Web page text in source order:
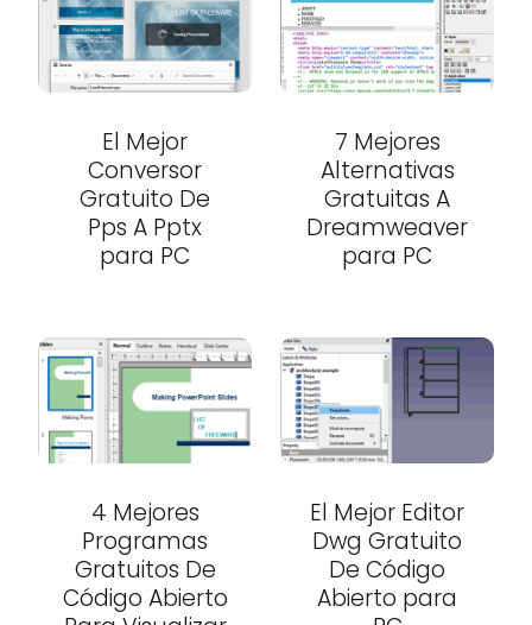
El Mejor
Conversor
Gratuito De
Pps A Pptx
para PC
7 Mejores
Alternativas
Gratuitas A
Dreamweaver
para PC
4 Mejores
Programas
Gratuitos De
Código Abierto
El Mejor Editor
Dwg Gratuito
De Código
Abierto para